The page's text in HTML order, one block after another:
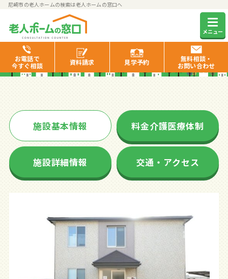
尼崎市の老人ホームの検索は老人ホームの窓口へ
メニュー
お電話で
今すぐ相談
資料請求 見学予約
無料相談・
お問い合わせ
たのしい家園田
施設基本情報 料金介護医療体制
施設詳細情報 交通・アクセス